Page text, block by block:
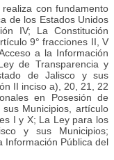
con fundamento
de los Estados Unidos
IV; La Constitución
9° fracciones II, V
a la Información
de Transparencia y
de Jalisco y sus
II inciso a), 20, 21, 22
en Posesión de
Municipios, artículo
I y X; La Ley para los
y sus Municipios;
Información Pública del